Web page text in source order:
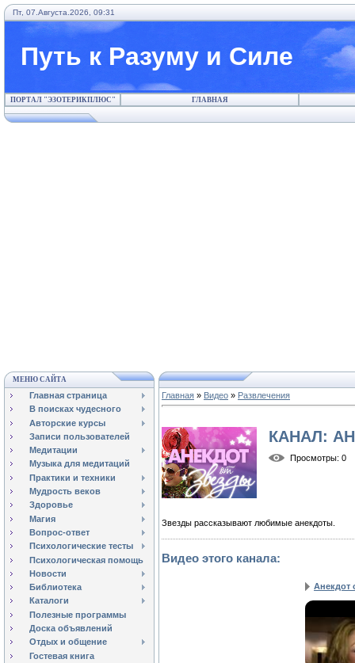
Пт, 07.Августа.2026, 09:31
Путь к Разуму и Силе
ПОРТАЛ "ЭЗОТЕРИКПЛЮС" ГЛАВНАЯ
МЕНЮ САЙТА
Главная страница
В поисках чудесного
Авторские курсы
Записи пользователей
Медитации
Музыка для медитаций
Практики и техники
Мудрость веков
Здоровье
Магия
Вопрос-ответ
Психологические тесты
Психологическая помощь
Новости
Библиотека
Каталоги
Полезные программы
Доска объявлений
Отдых и общение
Гостевая книга
Главная » Видео » Развлечения
КАНАЛ:
Просмотры: 0
Звезды рассказывают любимые анекдоты.
Видео этого канала:
Анекдот